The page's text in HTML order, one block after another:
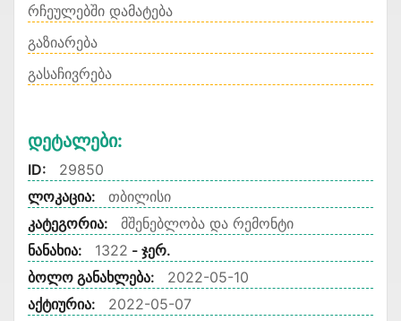
რჩეულებში დამატება
გაზიარება
გასაჩივრება
Დეტალები:
ID:
29850
ლოკაცია:
თბილისი
კატეგორია:
მშენებლობა და რემონტი
ნანახია:
1322 - ჯერ.
ბოლო განახლება:
2022-05-10
აქტიურია:
2022-05-07